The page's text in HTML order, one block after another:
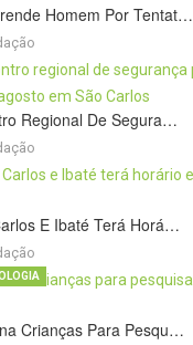
Homem Por Tentat…
Regional De Segura…
E Ibaté Terá Horá…
Crianças Para Pesqu…